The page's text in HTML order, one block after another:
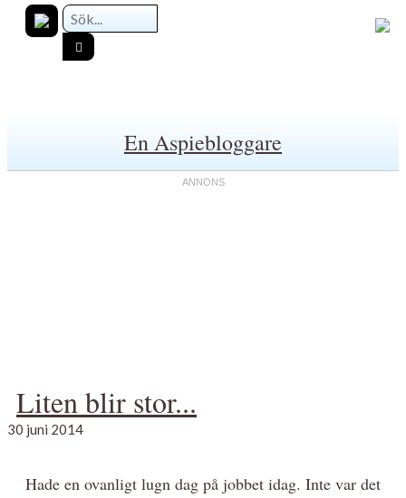
En Aspiebloggare
Liten blir stor...
30 juni 2014
Hade en ovanligt lugn dag på jobbet idag. Inte var det